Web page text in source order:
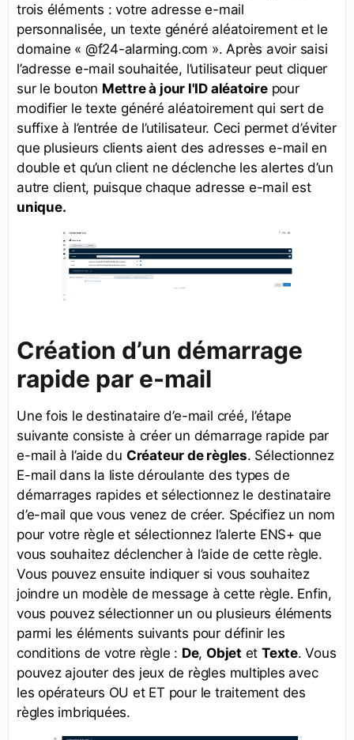
trois éléments : votre adresse e-mail
personnalisée, un texte généré aléatoirement et le
domaine « @f24-alarming.com ». Après avoir saisi
l’adresse e-mail souhaitée, l’utilisateur peut cliquer
sur le bouton Mettre à jour l'ID aléatoirepour
modifier le texte généré aléatoirement qui sert de
suffixe à l’entrée de l’utilisateur. Ceci permet d’éviter
que plusieurs clients aient des adresses e-mail en
double et qu’un client ne déclenche les alertes d’un
autre client, puisque chaque adresse e-mail est
unique.
Création d’un démarrage
rapide par e-mail
Une fois le destinataire d’e-mail créé, l’étape
suivante consiste à créer un démarrage rapide par
e-mail à l’aide du Créateur de règles. Sélectionnez
E-mail dans la liste déroulante des types de
démarrages rapides et sélectionnez le destinataire
d’e-mail que vous venez de créer. Spécifiez un nom
pour votre règle et sélectionnez l’alerte ENS+ que
vous souhaitez déclencher à l’aide de cette règle.
Vous pouvez ensuite indiquer si vous souhaitez
joindre un modèle de message à cette règle. Enfin,
vous pouvez sélectionner un ou plusieurs éléments
parmi les éléments suivants pour définir les
conditions de votre règle : De, Objet et Texte. Vous
pouvez ajouter des jeux de règles multiples avec
les opérateurs OU et ET pour le traitement des
règles imbriquées.